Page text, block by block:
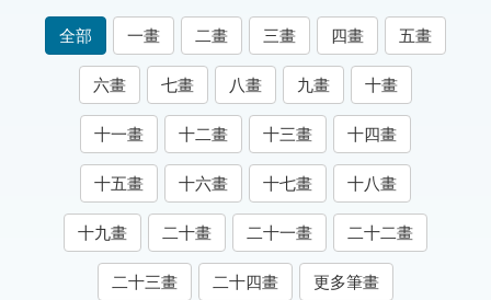
索引選單
知識索引
單字索引
生命大百科索引
遊戲專區
教學應用
全部 一畫 二畫 三畫 四畫 五畫
六畫 七畫 八畫 九畫 十畫
十一畫 十二畫 十三畫 十四畫
十五畫 十六畫 十七畫 十八畫
十九畫 二十畫 二十一畫 二十二畫
二十三畫 二十四畫 更多筆畫